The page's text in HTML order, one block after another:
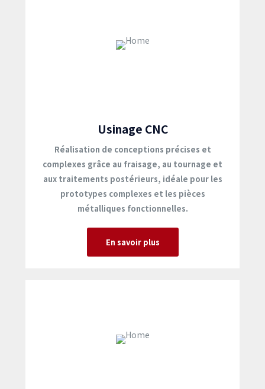
Usinage CNC
Réalisation de conceptions précises et
complexes grâce au fraisage, au tournage et
aux traitements postérieurs, idéale pour les
prototypes complexes et les pièces
métalliques fonctionnelles.
En savoir plus